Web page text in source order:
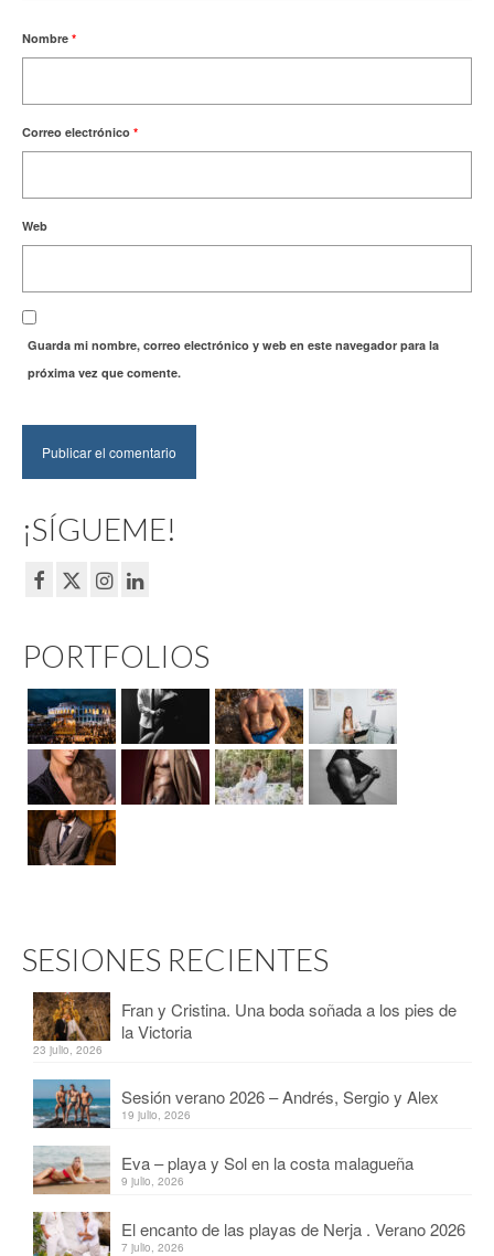
Nombre *
Correo electrónico *
Web
Guarda mi nombre, correo electrónico y web en este navegador para la
próxima vez que comente.
¡SÍGUEME!
PORTFOLIOS
SESIONES RECIENTES
Fran y Cristina. Una boda soñada a los pies de
la Victoria
23 julio, 2026
Sesión verano 2026 – Andrés, Sergio y Alex
19 julio, 2026
Eva – playa y Sol en la costa malagueña
9 julio, 2026
El encanto de las playas de Nerja . Verano 2026
7 julio, 2026